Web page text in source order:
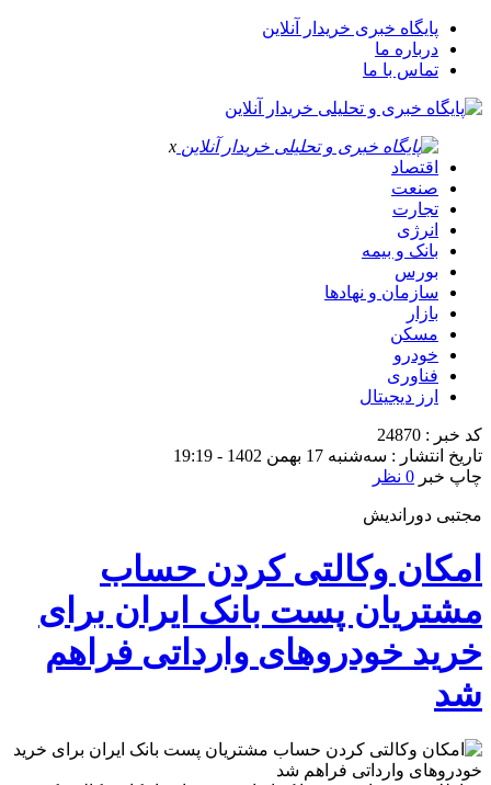
پایگاه خبری خریدار آنلاین
درباره ما
تماس با ما
x
اقتصاد
صنعت
تجارت
انرژی
بانک و بیمه
بورس
سازمان و نهادها
بازار
مسکن
خودرو
فناوری
ارز دیجیتال
کد خبر : 24870
تاریخ انتشار : سه‌شنبه 17 بهمن 1402 - 19:19
چاپ خبر 0 نظر
مجتبی دوراندیش
امکان وکالتی کردن حساب‌‌‌
مشتریان پست بانک ایران برای
خرید خودروهای وارداتی فراهم
شد